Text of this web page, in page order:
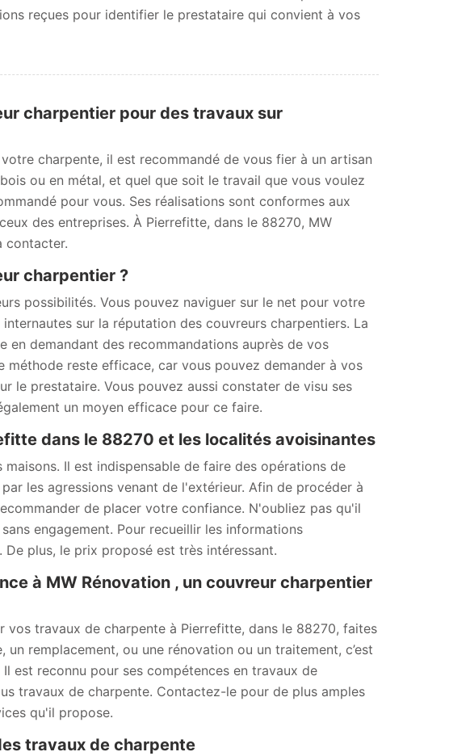
reçues pour identifier le prestataire qui convient à vos
charpentier pour des travaux sur
charpente, il est recommandé de vous fier à un artisan
ou en métal, et quel que soit le travail que vous voulez
pour vous. Ses réalisations sont conformes aux
des entreprises. À Pierrefitte, dans le 88270, MW
contacter.
charpentier ?
possibilités. Vous pouvez naviguer sur le net pour votre
sur la réputation des couvreurs charpentiers. La
demandant des recommandations auprès de vos
méthode reste efficace, car vous pouvez demander à vos
le prestataire. Vous pouvez aussi constater de visu ses
un moyen efficace pour ce faire.
dans le 88270 et les localités avoisinantes
Il est indispensable de faire des opérations de
les agressions venant de l'extérieur. Afin de procéder à
de placer votre confiance. N'oubliez pas qu'il
engagement. Pour recueillir les informations
plus, le prix proposé est très intéressant.
à MW Rénovation , un couvreur charpentier
vos travaux de charpente à Pierrefitte, dans le 88270, faites
remplacement, ou une rénovation ou un traitement, c’est
est reconnu pour ses compétences en travaux de
travaux de charpente. Contactez-le pour de plus amples
qu'il propose.
travaux de charpente